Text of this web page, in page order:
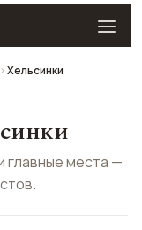
Хельсинки
главные места —